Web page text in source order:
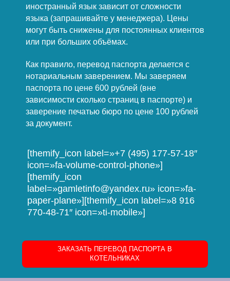
иностранный язык зависит от сложности
языка (запрашивайте у менеджера). Цены
могут быть снижены для постоянных клиентов
или при больших объёмах.
Как правило, перевод паспорта делается с
нотариальным заверением. Мы заверяем
паспорта по цене 600 рублей (вне
зависимости сколько страниц в паспорте) и
заверение печатью бюро по цене 100 рублей
за документ.
[themify_icon label=»+7 (495) 177-57-18″
icon=»fa-volume-control-phone»]
[themify_icon
label=»gamletinfo@yandex.ru» icon=»fa-
paper-plane»][themify_icon label=»8 916
770-48-71″ icon=»ti-mobile»]
ЗАКАЗАТЬ ПЕРЕВОД ПАСПОРТА В
КОТЕЛЬНИКАХ